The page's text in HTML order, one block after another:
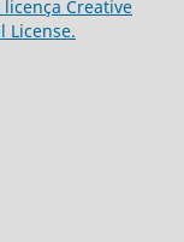
Creative
License.